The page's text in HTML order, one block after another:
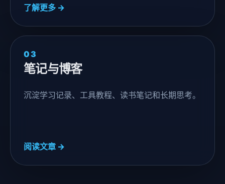
了解更多 →
03
笔记与博客
沉淀学习记录、工具教程、读书笔记和长期思考。
阅读文章 →